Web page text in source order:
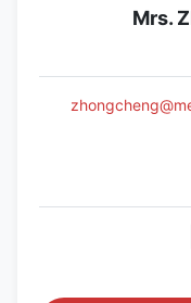
Mrs.